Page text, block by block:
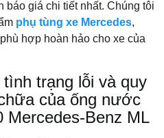
giá chi tiết nhất. Chúng tôi
phụ tùng xe Mercedes,
hợp hoàn hảo cho xe của
trạng lỗi và quy
của ống nước
Mercedes-Benz ML